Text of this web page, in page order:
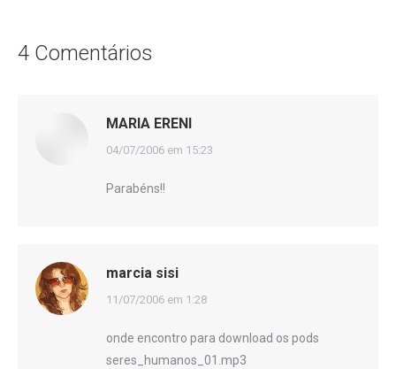
4 Comentários
MARIA ERENI
disse:
04/07/2006 em 15:23
Parabéns!!
marcia sisi
disse:
11/07/2006 em 1:28
onde encontro para download os pods
seres_humanos_01.mp3